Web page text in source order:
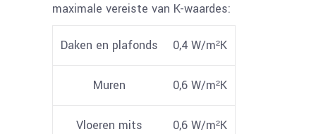
maximale vereiste van K-waardes:
Daken en plafonds 0,4 W/m²K
Muren 0,6 W/m²K
Vloeren mits
0,6 W/m²K